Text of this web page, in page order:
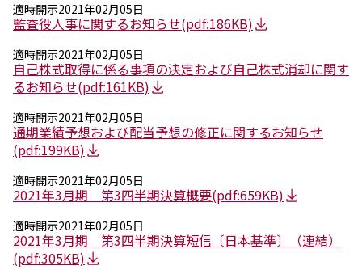
適時開示2021年02月05日
監査役人事に関するお知らせ(pdf:186KB)
適時開示2021年02月05日
自己株式取得に係る事項の決定および自己株式消却に関す
るお知らせ(pdf:161KB)
適時開示2021年02月05日
通期業績予想および配当予想の修正に関するお知らせ
(pdf:199KB)
適時開示2021年02月05日
2021年3月期 第3四半期決算概要(pdf:659KB)
適時開示2021年02月05日
2021年3月期 第3四半期決算短信〔日本基準〕（連結）
(pdf:305KB)